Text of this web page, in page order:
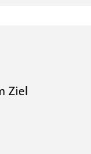
Ziel